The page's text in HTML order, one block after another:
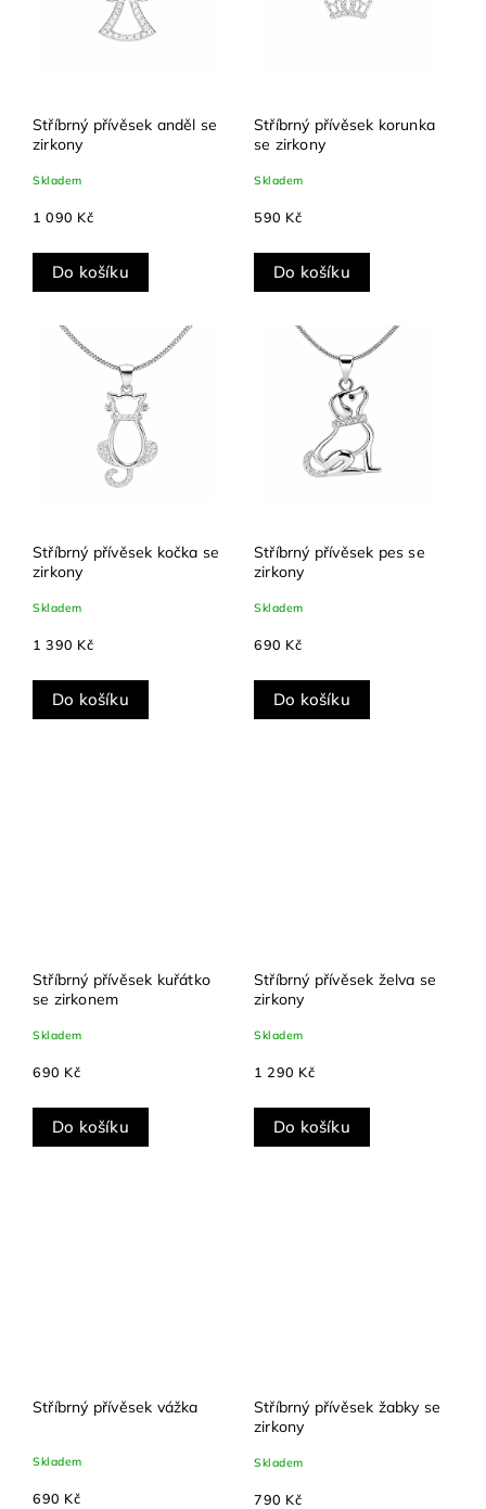
Stříbrný přívěsek anděl se
zirkony
Skladem
1 090 Kč
Do košíku
Stříbrný přívěsek korunka
se zirkony
Skladem
590 Kč
Do košíku
Stříbrný přívěsek kočka se
zirkony
Skladem
1 390 Kč
Do košíku
Stříbrný přívěsek pes se
zirkony
Skladem
690 Kč
Do košíku
Stříbrný přívěsek kuřátko
se zirkonem
Skladem
690 Kč
Do košíku
Stříbrný přívěsek želva se
zirkony
Skladem
1 290 Kč
Do košíku
Stříbrný přívěsek vážka
Skladem
690 Kč
Stříbrný přívěsek žabky se
zirkony
Skladem
790 Kč